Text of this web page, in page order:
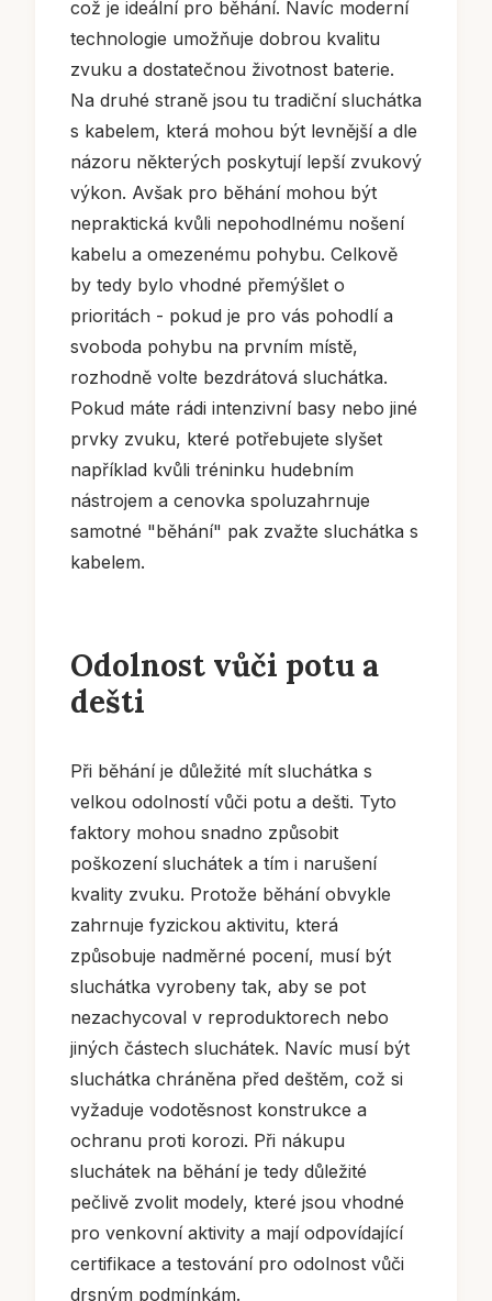
což je ideální pro běhání. Navíc moderní
technologie umožňuje dobrou kvalitu
zvuku a dostatečnou životnost baterie.
Na druhé straně jsou tu tradiční sluchátka
s kabelem, která mohou být levnější a dle
názoru některých poskytují lepší zvukový
výkon. Avšak pro běhání mohou být
nepraktická kvůli nepohodlnému nošení
kabelu a omezenému pohybu. Celkově
by tedy bylo vhodné přemýšlet o
prioritách - pokud je pro vás pohodlí a
svoboda pohybu na prvním místě,
rozhodně volte bezdrátová sluchátka.
Pokud máte rádi intenzivní basy nebo jiné
prvky zvuku, které potřebujete slyšet
například kvůli tréninku hudebním
nástrojem a cenovka spoluzahrnuje
samotné "běhání" pak zvažte sluchátka s
kabelem.
Odolnost vůči potu a
dešti
Při běhání je důležité mít sluchátka s
velkou odolností vůči potu a dešti. Tyto
faktory mohou snadno způsobit
poškození sluchátek a tím i narušení
kvality zvuku. Protože běhání obvykle
zahrnuje fyzickou aktivitu, která
způsobuje nadměrné pocení, musí být
sluchátka vyrobeny tak, aby se pot
nezachycoval v reproduktorech nebo
jiných částech sluchátek. Navíc musí být
sluchátka chráněna před deštěm, což si
vyžaduje vodotěsnost konstrukce a
ochranu proti korozi. Při nákupu
sluchátek na běhání je tedy důležité
pečlivě zvolit modely, které jsou vhodné
pro venkovní aktivity a mají odpovídající
certifikace a testování pro odolnost vůči
drsným podmínkám.